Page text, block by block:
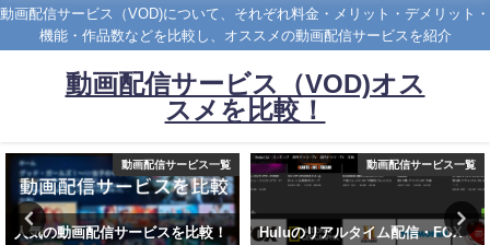
動画配信サービス（VOD)について、それぞれ料金・メリット・デメリット・
機能・作品数などを比較し、オススメの動画配信サービスを紹介
動画配信サービス（VOD)オス
スメを比較！
動画配信サービス一覧
Huluのリアルタイム配信・FOX
配信スケジュール
【2022年3月最新情報】U-NEXT